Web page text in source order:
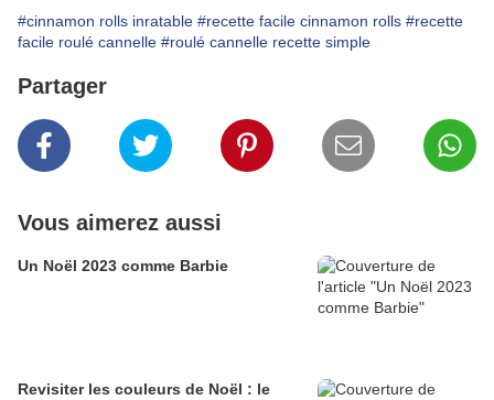
#cinnamon rolls inratable #recette facile cinnamon rolls #recette
facile roulé cannelle #roulé cannelle recette simple
Partager
Vous aimerez aussi
Un Noël 2023 comme Barbie
Revisiter les couleurs de Noël : le